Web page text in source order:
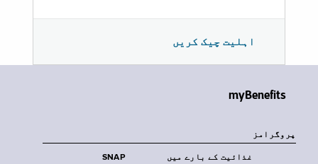
اہلیت چیک کریں
myBenefits
پروگرامز
SNAP
غذائیت کے بارے میں